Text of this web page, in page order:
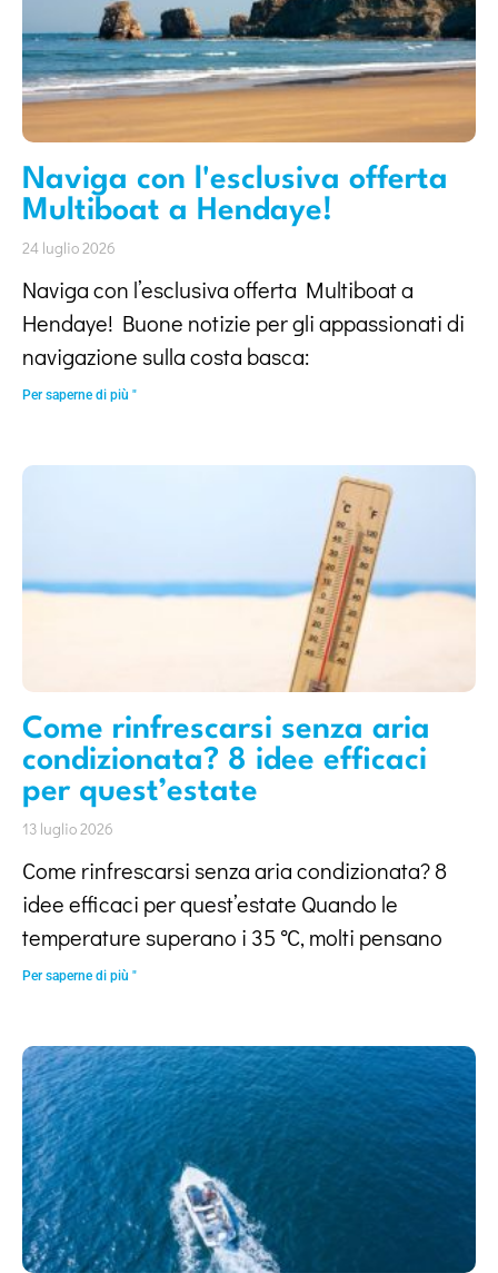
Naviga con l'esclusiva offerta
Multiboat a Hendaye!
24 luglio 2026
Naviga con l’esclusiva offerta Multiboat a
Hendaye! Buone notizie per gli appassionati di
navigazione sulla costa basca:
Per saperne di più "
Come rinfrescarsi senza aria
condizionata? 8 idee efficaci
per quest’estate
13 luglio 2026
Come rinfrescarsi senza aria condizionata? 8
idee efficaci per quest’estate Quando le
temperature superano i 35 °C, molti pensano
Per saperne di più "